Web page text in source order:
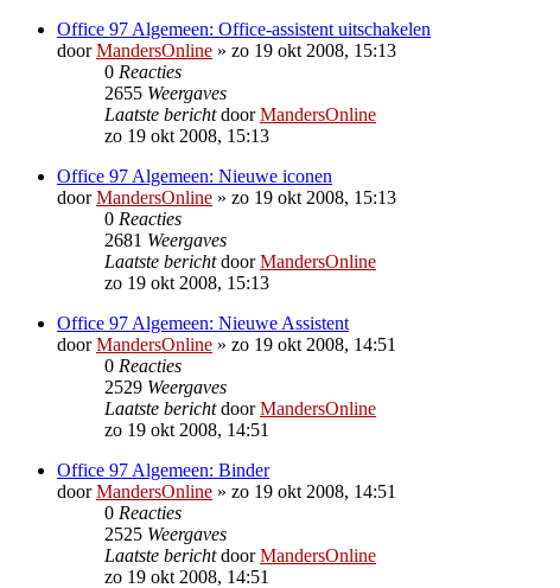
Office 97 Algemeen: Office-assistent uitschakelen
doorMandersOnline » zo 19 okt 2008, 15:13
0 Reacties
2655 Weergaves
Laatste berichtdoorMandersOnline
zo 19 okt 2008, 15:13
Office 97 Algemeen: Nieuwe iconen
doorMandersOnline » zo 19 okt 2008, 15:13
0 Reacties
2681 Weergaves
Laatste berichtdoorMandersOnline
zo 19 okt 2008, 15:13
Office 97 Algemeen: Nieuwe Assistent
doorMandersOnline » zo 19 okt 2008, 14:51
0 Reacties
2529 Weergaves
Laatste berichtdoorMandersOnline
zo 19 okt 2008, 14:51
Office 97 Algemeen: Binder
doorMandersOnline » zo 19 okt 2008, 14:51
0 Reacties
2525 Weergaves
Laatste berichtdoorMandersOnline
zo 19 okt 2008, 14:51